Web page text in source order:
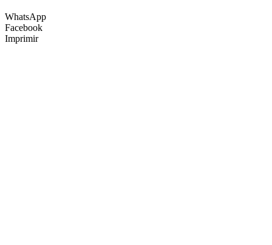
WhatsApp
Facebook
Imprimir